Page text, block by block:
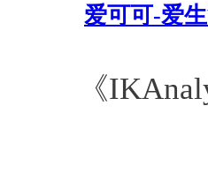
爱可可-爱
《